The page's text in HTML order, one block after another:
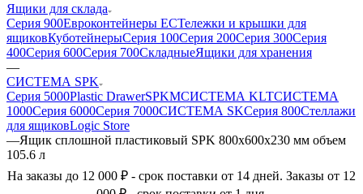
Ящики для склада
Серия 900Евроконтейнеры ЕСТележки и крышки для
ящиковКуботейнерыСерия 100Серия 200Серия 300Серия
400Серия 600Серия 700СкладныеЯщики для хранения
—
СИСТЕМА SPK
Серия 5000Plastic DrawerSPKMСИСТЕМА KLTСИСТЕМА
1000Серия 6000Серия 7000СИСТЕМА SKСерия 800Стеллажи
для ящиковLogic Store
—Ящик сплошной пластиковый SPK 800х600х230 мм объем
105.6 л
На заказы до 12 000 ₽ - срок поставки от 14 дней. Заказы от 12